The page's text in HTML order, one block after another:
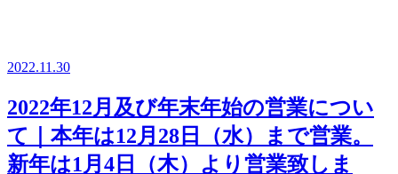
2022.11.30
2022年12月及び年末年始の営業につい
て｜本年は12月28日（水）まで営業。
新年は1月4日（木）より営業致しま